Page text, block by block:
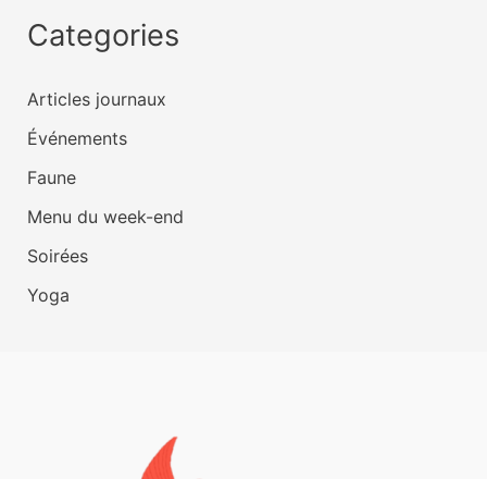
Categories
Articles journaux
Événements
Faune
Menu du week-end
Soirées
Yoga